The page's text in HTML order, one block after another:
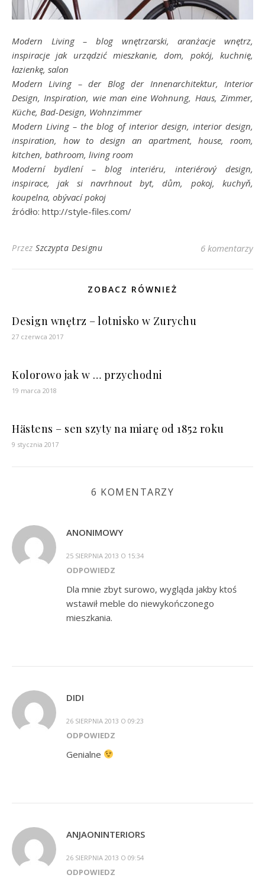
Modern Living – blog wnętrzarski, aranżacje wnętrz,
inspiracje jak urządzić mieszkanie, dom, pokój, kuchnię,
łazienkę, salon
Modern Living – der Blog der Innenarchitektur, Interior
Design, Inspiration, wie man eine Wohnung, Haus, Zimmer,
Küche, Bad-Design, Wohnzimmer
Modern Living – the blog of interior design, interior design,
inspiration, how to design an apartment, house, room,
kitchen, bathroom, living room
Moderní bydlení – blog interiéru, interiérový design,
inspirace, jak si navrhnout byt, dům, pokoj, kuchyň,
koupelna, obývací pokoj
źródło: http://style-files.com/
Przez Szczypta Designu 6 komentarzy
ZOBACZ RÓWNIEŻ
Design wnętrz – lotnisko w Zurychu
27 czerwca 2017
Kolorowo jak w … przychodni
19 marca 2018
Hästens – sen szyty na miarę od 1852 roku
9 stycznia 2017
6 KOMENTARZY
ANONIMOWY
25 SIERPNIA 2013 O 15:34
ODPOWIEDZ
Dla mnie zbyt surowo, wygląda jakby ktoś
wstawił meble do niewykończonego
mieszkania.
DIDI
26 SIERPNIA 2013 O 09:23
ODPOWIEDZ
Genialne
ANJAONINTERIORS
26 SIERPNIA 2013 O 09:54
ODPOWIEDZ